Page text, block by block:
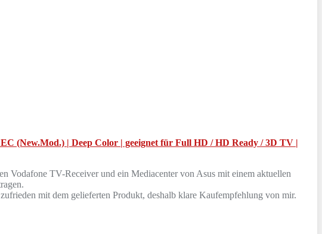
(New.Mod.) | Deep Color | geeignet für Full HD / HD Ready / 3D TV |
Vodafone TV-Receiver und ein Mediacenter von Asus mit einem aktuellen
mit dem gelieferten Produkt, deshalb klare Kaufempfehlung von mir.